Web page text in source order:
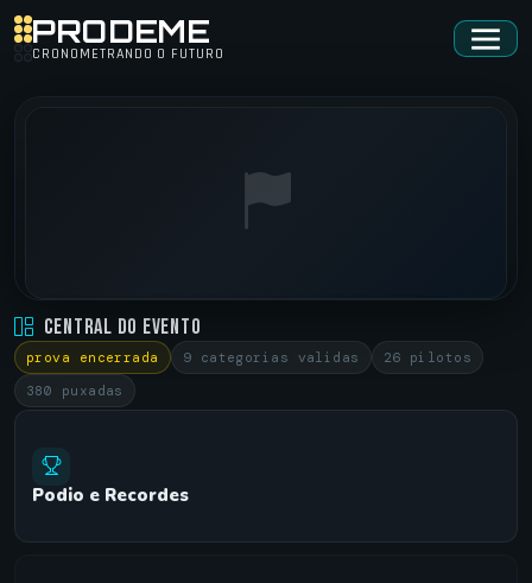
PRODEME
CRONOMETRANDO O FUTURO
FORCE CARS ARTUR NOGUEIRA SP • MOTOR COMPANY
ARTUR NOGUEIRA • 27/07/2024
Central do Evento
prova encerrada 9 categorias validas
26 pilotos
380 puxadas
Podio e Recordes